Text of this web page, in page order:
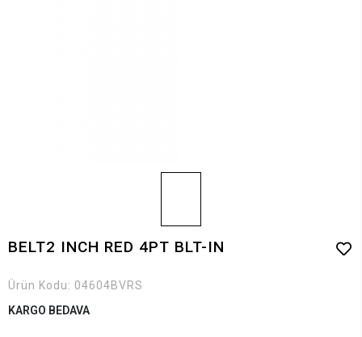
BELT2 INCH RED 4PT BLT-IN
Ürün Kodu: 04604BVRS
KARGO BEDAVA